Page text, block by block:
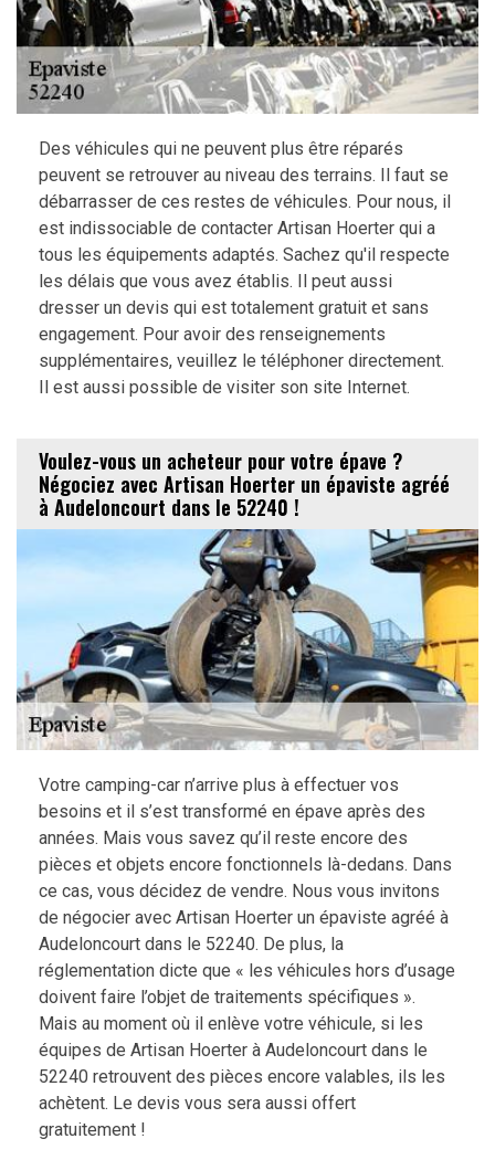
Des véhicules qui ne peuvent plus être réparés
peuvent se retrouver au niveau des terrains. Il faut se
débarrasser de ces restes de véhicules. Pour nous, il
est indissociable de contacter Artisan Hoerter qui a
tous les équipements adaptés. Sachez qu'il respecte
les délais que vous avez établis. Il peut aussi
dresser un devis qui est totalement gratuit et sans
engagement. Pour avoir des renseignements
supplémentaires, veuillez le téléphoner directement.
Il est aussi possible de visiter son site Internet.
Voulez-vous un acheteur pour votre épave ?
Négociez avec Artisan Hoerter un épaviste agréé
à Audeloncourt dans le 52240 !
Votre camping-car n’arrive plus à effectuer vos
besoins et il s’est transformé en épave après des
années. Mais vous savez qu’il reste encore des
pièces et objets encore fonctionnels là-dedans. Dans
ce cas, vous décidez de vendre. Nous vous invitons
de négocier avec Artisan Hoerter un épaviste agréé à
Audeloncourt dans le 52240. De plus, la
réglementation dicte que « les véhicules hors d’usage
doivent faire l’objet de traitements spécifiques ».
Mais au moment où il enlève votre véhicule, si les
équipes de Artisan Hoerter à Audeloncourt dans le
52240 retrouvent des pièces encore valables, ils les
achètent. Le devis vous sera aussi offert
gratuitement !